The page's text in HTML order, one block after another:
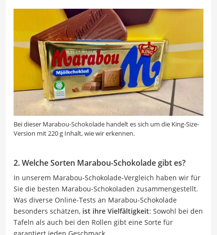
Bei dieser Marabou-Schokolade handelt es sich um die King-Size-
Version mit 220 g Inhalt, wie wir erkennen.
2. Welche Sorten Marabou-Schokolade gibt es?
In unserem Marabou-Schokolade-Vergleich haben wir für
Sie die besten Marabou-Schokoladen zusammengestellt.
Was diverse Online-Tests an Marabou-Schokolade
besonders schätzen, ist ihre Vielfältigkeit: Sowohl bei den
Tafeln als auch bei den Rollen gibt eine Sorte für